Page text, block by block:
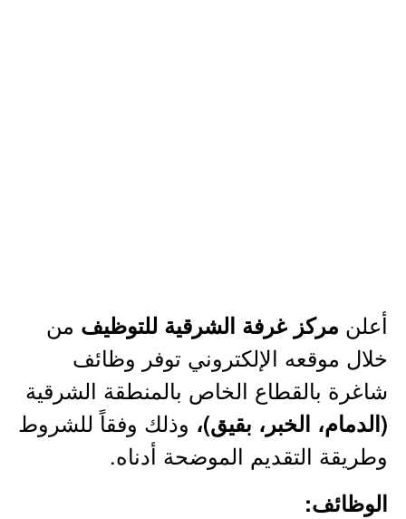
أعلن مركز غرفة الشرقية للتوظيف من
خلال موقعه الإلكتروني توفر وظائف
شاغرة بالقطاع الخاص بالمنطقة الشرقية
(الدمام، الخبر، بقيق)، وذلك وفقاً للشروط
وطريقة التقديم الموضحة أدناه.
الوظائف: